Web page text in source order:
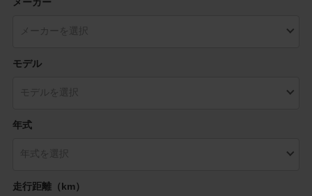
モデル
年式
走行距離（km）